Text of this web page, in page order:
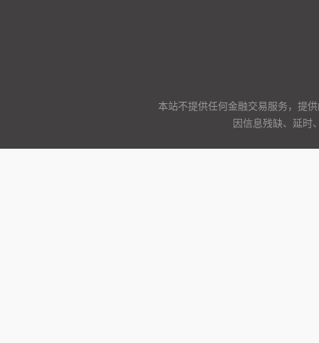
本站不提供任何金融交易服务，提
因信息残缺、延时